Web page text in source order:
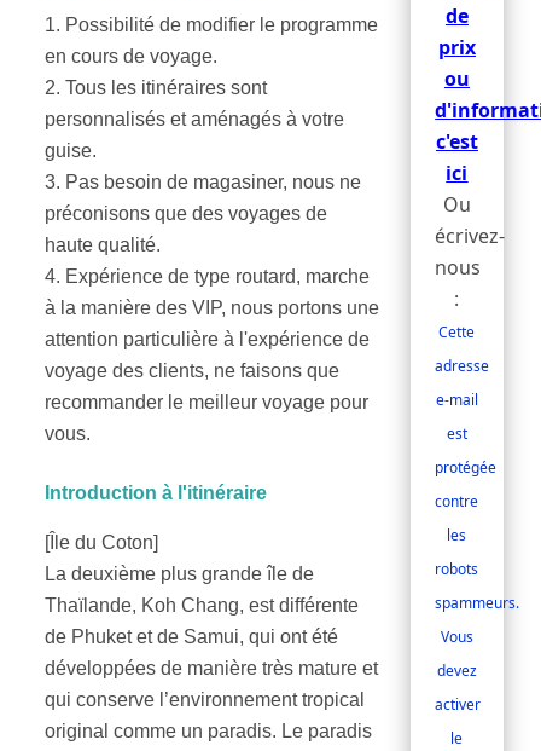
1. Possibilité de modifier le programme
en cours de voyage.
2. Tous les itinéraires sont
personnalisés et aménagés à votre
guise.
3. Pas besoin de magasiner, nous ne
préconisons que des voyages de
haute qualité.
4. Expérience de type routard, marche
à la manière des VIP, nous portons une
attention particulière à l'expérience de
voyage des clients, ne faisons que
recommander le meilleur voyage pour
vous.
Introduction à l'itinéraire
[Île du Coton]
La deuxième plus grande île de
Thaïlande, Koh Chang, est différente
de Phuket et de Samui, qui ont été
développées de manière très mature et
qui conserve l’environnement tropical
original comme un paradis. Le paradis
de
prix
ou
c'est
ici
Ou
écrivez-
nous
:
Cette
adresse
e-mail
est
protégée
contre
les
robots
spammeurs.
Vous
devez
activer
le